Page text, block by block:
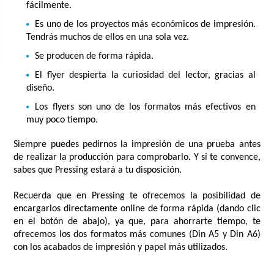
fácilmente.
Es uno de los proyectos más económicos de impresión.
Tendrás muchos de ellos en una sola vez.
Se producen de forma rápida.
El flyer despierta la curiosidad del lector, gracias al
diseño.
Los flyers son uno de los formatos más efectivos en
muy poco tiempo.
Siempre puedes pedirnos la impresión de una prueba antes
de realizar la producción para comprobarlo. Y si te convence,
sabes que Pressing estará a tu disposición.
Recuerda que en Pressing te ofrecemos la posibilidad de
encargarlos directamente online de forma rápida (dando clic
en el botón de abajo), ya que, para ahorrarte tiempo, te
ofrecemos los dos formatos más comunes (Din A5 y Din A6)
con los acabados de impresión y papel más utilizados.